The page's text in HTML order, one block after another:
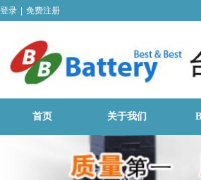
首页 关于我们
登录 免费注册